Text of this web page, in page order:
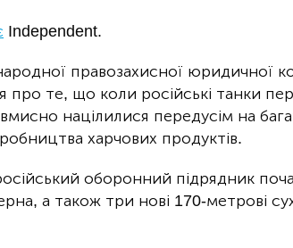
Independent.
правозахисної юридичної
про те, що коли російські танки
націлилися передусім на
харчових продуктів.
оборонний підрядник
а також три нові 170-метрові